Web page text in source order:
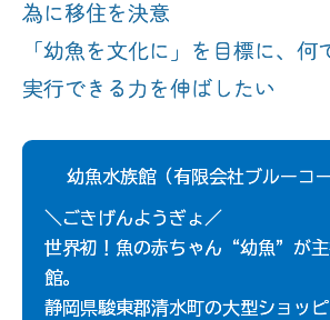
為に移住を決意
「幼魚を文化に」を目標に、何
実行できる力を伸ばしたい
幼魚水族館（有限会社ブルーコー
＼ごきげんようぎょ／
世界初！魚の赤ちゃん“幼魚”が主
館。
静岡県駿東郡清水町の大型ショッ